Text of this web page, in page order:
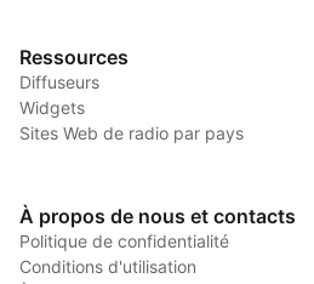
Ressources
Diffuseurs
Widgets
Sites Web de radio par pays
À propos de nous et contacts
Politique de confidentialité
Conditions d'utilisation